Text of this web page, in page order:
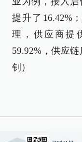
提升了16.42%
理，供应商提
59.92%，供应
钊）